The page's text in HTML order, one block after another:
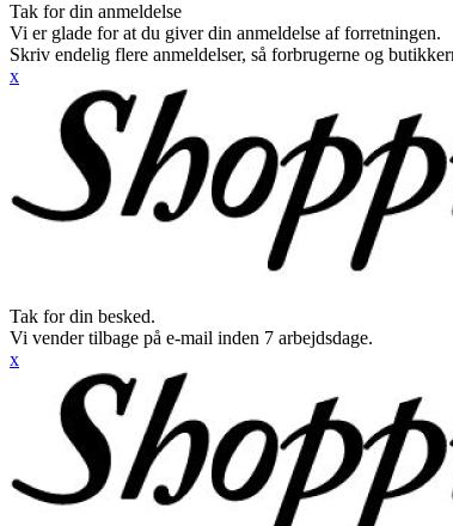
Tak for din anmeldelse
Vi er glade for at du giver din anmeldelse af forretningen.
Skriv endelig flere anmeldelser, så forbrugerne og
x
Tak for din besked.
Vi vender tilbage på e-mail inden 7 arbejdsdage.
x